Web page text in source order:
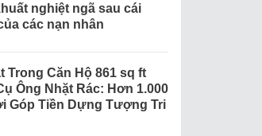
nghiệt ngã sau cái
các nạn nhân
Trong Căn Hộ 861 sq ft
Ông Nhặt Rác: Hơn 1.000
Góp Tiền Dựng Tượng Tri